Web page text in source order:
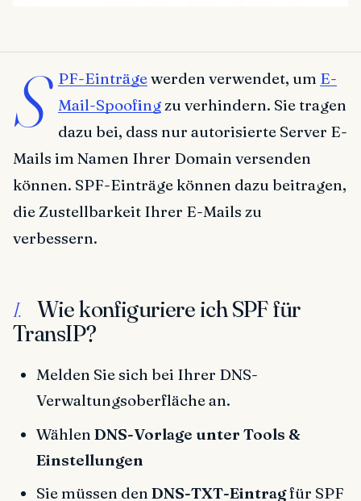
S PF-Einträgewerden verwendet, um E-
Mail-Spoofingzu verhindern. Sie tragen
dazu bei, dass nur autorisierte Server E-
Mails im Namen Ihrer Domain versenden
können. SPF-Einträge können dazu beitragen,
die Zustellbarkeit Ihrer E-Mails zu
verbessern.
I.
Wie konfiguriere ich SPF für
TransIP?
Melden Sie sich bei Ihrer DNS-
Verwaltungsoberfläche an.
Wählen DNS-Vorlage unter Tools &
Einstellungen
Sie müssen den DNS-TXT-Eintragfür SPF